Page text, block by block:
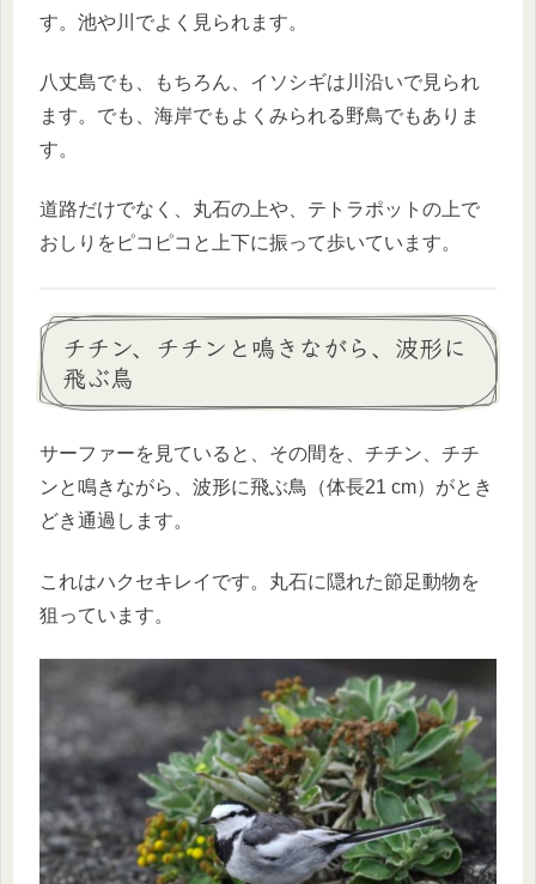
す。池や川でよく見られます。
八丈島でも、もちろん、イソシギは川沿いで見られ
ます。でも、海岸でもよくみられる野鳥でもありま
す。
道路だけでなく、丸石の上や、テトラポットの上で
おしりをピコピコと上下に振って歩いています。
チチン、チチンと鳴きながら、波形に
飛ぶ鳥
サーファーを見ていると、その間を、チチン、チチ
ンと鳴きながら、波形に飛ぶ鳥（体長21 cm）がとき
どき通過します。
これはハクセキレイです。丸石に隠れた節足動物を
狙っています。